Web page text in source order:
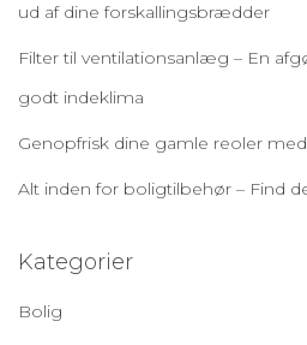
ud af dine forskallingsbrædder
Filter til ventilationsanlæg – En
godt indeklima
Genopfrisk dine gamle reoler
Alt inden for boligtilbehør – Find
Kategorier
Bolig